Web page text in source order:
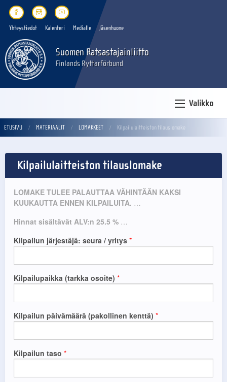
Yhteystiedot Kalenteri Medialle Jäsenhuone
Suomen Ratsastajainliitto
Finlands Ryttarförbund
Valikko
ETUSIVU MATERIAALIT LOMAKKEET Kilpailulaitteiston tilauslomake
Kilpailulaitteiston tilauslomake